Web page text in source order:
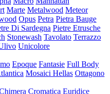
Marte Metalwood Meteor
Opus Petra Pietra Bauge
Di Sardegna Pietre Etrusche
Stonewash Tavolato Terrazzo
Unicolore
Epoque Fantasie Full Body
Mosaici Hellas Ottagono
Cromatica Euridice